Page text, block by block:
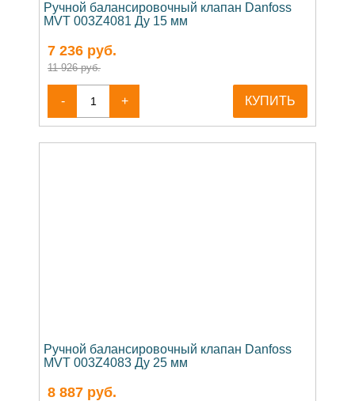
Ручной балансировочный клапан Danfoss
MVT 003Z4081 Ду 15 мм
7 236 руб.
11 926 руб.
- + КУПИТЬ
Ручной балансировочный клапан Danfoss
MVT 003Z4083 Ду 25 мм
8 887 руб.